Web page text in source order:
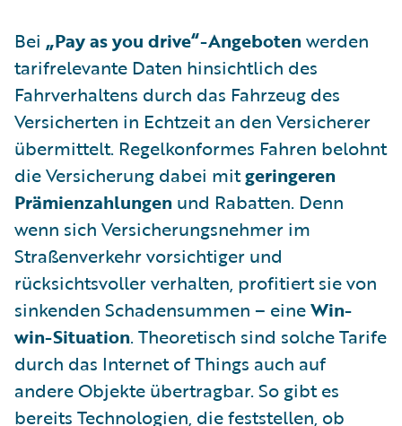
Bei „Pay as you drive“-Angebotenwerden
tarifrelevante Daten hinsichtlich des
Fahrverhaltens durch das Fahrzeug des
Versicherten in Echtzeit an den Versicherer
übermittelt. Regelkonformes Fahren belohnt
die Versicherung dabei mitgeringeren
Prämienzahlungen und Rabatten. Denn
wenn sich Versicherungsnehmer im
Straßenverkehr vorsichtiger und
rücksichtsvoller verhalten, profitiert sie von
sinkenden Schadensummen – eineWin-
win-Situation. Theoretisch sind solche Tarife
durch das Internet of Things auch auf
andere Objekte übertragbar. So gibt es
bereits Technologien, die feststellen, ob